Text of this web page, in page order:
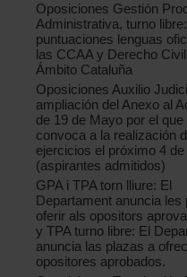
Oposiciones Gestión
Administrativa, turno libre:
puntuaciones lenguas
las CCAA y Derecho
Ámbito Cataluña
Oposiciones Auxilio
ampliación del Anexo al
de 19 de Mayo por el que
convoca a la realización
ejercicios el próximo 4 de
(aspirantes admitidos)
GPA i TPA torn lliure: El
Departament anuncia les
oferir als opositors
y TPA turno libre: El
anuncia las plazas a
opositores aprobados.